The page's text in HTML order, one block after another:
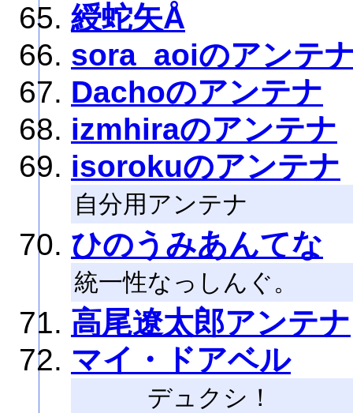
綬蛇矢Å
sora_aoiのアンテ
Dachoのアンテナ
izmhiraのアンテナ
isorokuのアンテナ
自分用アンテナ
ひのうみあんてな
統一性なっしんぐ。
高尾遼太郎アンテナ
マイ・ドアベル
デュクシ！